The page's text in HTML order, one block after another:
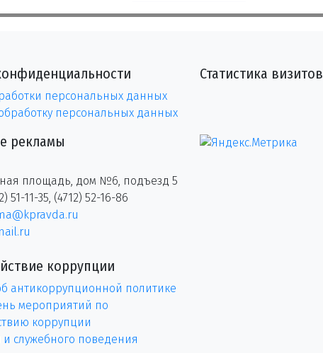
персональных данных
персональных данных
рекламы
площадь, дом №6, подъезд 5
51-11-35, (4712) 52-16-86
коррупции
антикоррупционной политике
мероприятий по
коррупции
и служебного поведения
Статистика визитов